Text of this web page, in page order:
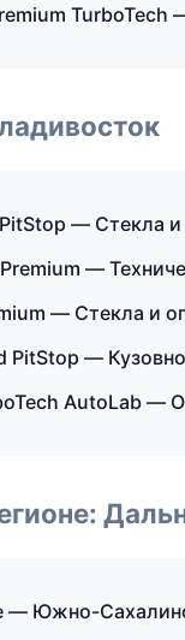
TurboTech
PitStop — Стекла и
Premium —
— Стекла и
PitStop —
AutoLab —
— Южно-